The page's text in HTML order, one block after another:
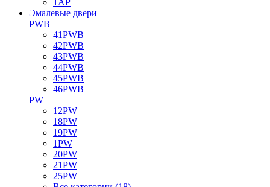
1AP
Эмалевые двери
PWB
41PWB
42PWB
43PWB
44PWB
45PWB
46PWB
PW
12PW
18PW
19PW
1PW
20PW
21PW
25PW